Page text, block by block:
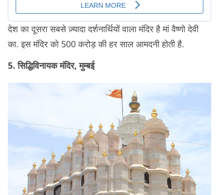
देश का दूसरा सबसे ज़्यादा दर्शनार्थियों वाला मंदिर है मां वैष्णो देवी
का. इस मंदिर को 500 करोड़ की हर साल आमदनी होती है.
5. सिद्धिविनायक मंदिर, मुम्बई